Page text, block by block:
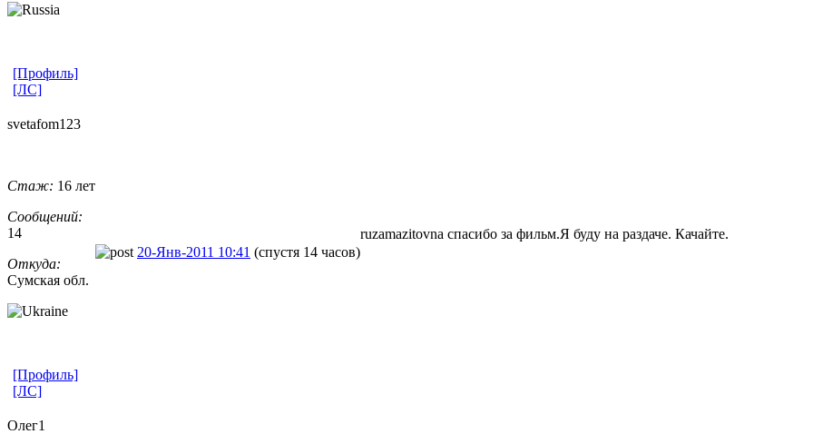
[Профиль]
[ЛС]
svetafom123
Стаж: 16 лет
Сообщений:
14
Откуда:
Сумская обл.
20-Янв-2011 10:41 (спустя 14 часов)
ruzamazitovna спасибо за фильм.Я буду на раздаче. Качайте.
[Профиль]
[ЛС]
Олег1